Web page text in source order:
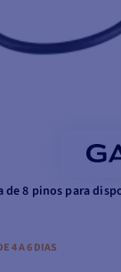
de 8 pinos para
4 A 6 DIAS